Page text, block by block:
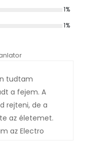
1%
1%
tudtam
a fejem. A
rejteni, de a
az életemet.
az Electro
hogy mi